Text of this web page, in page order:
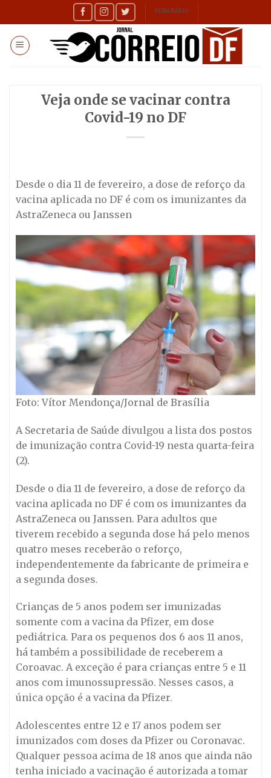
to
content
SEMANÁRIO
Veja onde se vacinar contra
Covid-19 no DF
Desde o dia 11 de fevereiro, a dose de reforço da
vacina aplicada no DF é com os imunizantes da
AstraZeneca ou Janssen
Foto: Vítor Mendonça/Jornal de Brasília
A Secretaria de Saúde divulgou a lista dos postos
de imunização contra Covid-19 nesta quarta-feira
(2).
Desde o dia 11 de fevereiro, a dose de reforço da
vacina aplicada no DF é com os imunizantes da
AstraZeneca ou Janssen. Para adultos que
tiverem recebido a segunda dose há pelo menos
quatro meses receberão o reforço,
independentemente da fabricante de primeira e
a segunda doses.
Crianças de 5 anos podem ser imunizadas
somente com a vacina da Pfizer, em dose
pediátrica. Para os pequenos dos 6 aos 11 anos,
há também a possibilidade de receberem a
Coroavac. A exceção é para crianças entre 5 e 11
anos com imunossupressão. Nesses casos, a
única opção é a vacina da Pfizer.
Adolescentes entre 12 e 17 anos podem ser
imunizados com doses da Pfizer ou Coronavac.
Qualquer pessoa acima de 18 anos que ainda não
tenha iniciado a vacinação é autorizada a tomar